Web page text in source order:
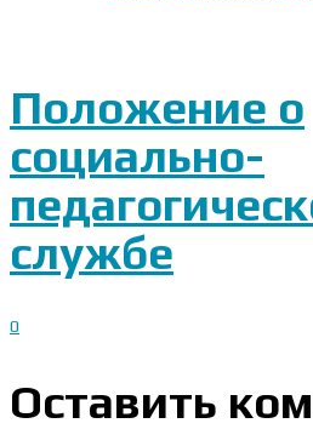
Положение о
социально-
службе
0
Оставить